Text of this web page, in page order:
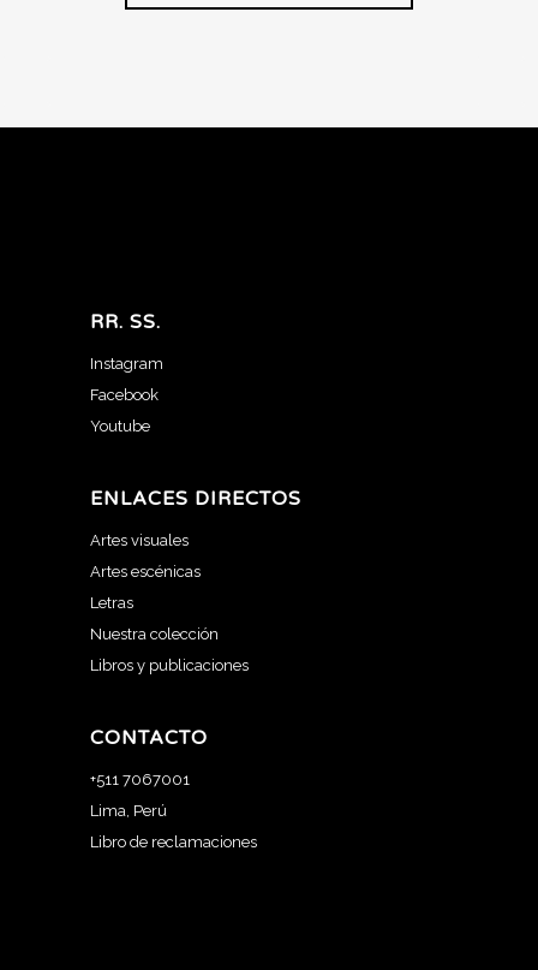
RR. SS.
Instagram
Facebook
Youtube
ENLACES DIRECTOS
Artes visuales
Artes escénicas
Letras
Nuestra colección
Libros y publicaciones
CONTACTO
+511 7067001
Lima, Perú
Libro de reclamaciones